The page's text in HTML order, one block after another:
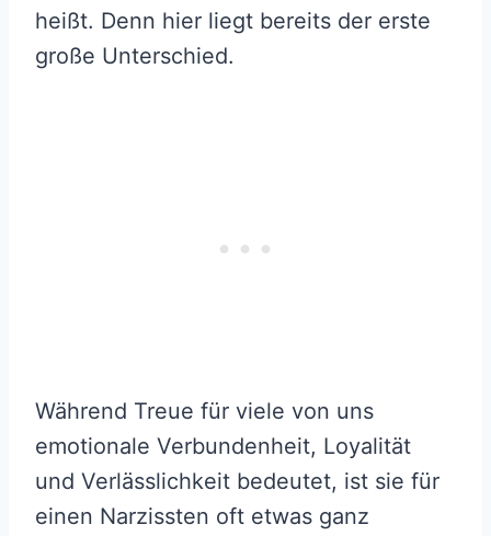
heißt. Denn hier liegt bereits der erste
große Unterschied.
Während Treue für viele von uns
emotionale Verbundenheit, Loyalität
und Verlässlichkeit bedeutet, ist sie für
einen Narzissten oft etwas ganz